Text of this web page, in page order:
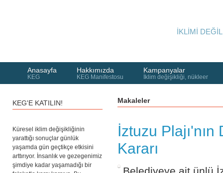
İKLİMİ
Anasayfa
KEG
Hakkımızda
KEG Manifestosu
Kampanyalar
İklim değişikliği, nükleer
Makaleler
İztuzu
Kararı
KEG'E KATILIN!
Küresel iklim değişikliğinin
yarattığı sonuçlar günlük
yaşamda gün geçtikçe etkisini
arttırıyor. İnsanlık ve gezegenimiz
şimdiye kadar yaşamadığı bir